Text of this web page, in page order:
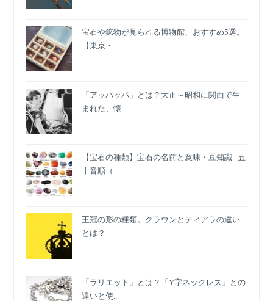
て
宝石や鉱物が見られる博物館、おすすめ5選。
【東京・...
「アッパッパ」とは？大正～昭和に関西で生
まれた、懐...
【宝石の種類】宝石の名前と意味・豆知識─五
十音順（...
王冠の形の種類。クラウンとティアラの違い
とは？
「ラリエット」とは？「Y字ネックレス」との
違いと使...